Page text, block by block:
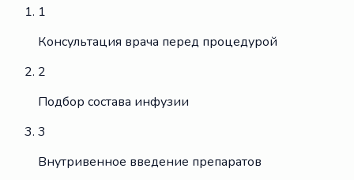
1
Консультация врача перед процедурой
2
Подбор состава инфузии
3
Внутривенное введение препаратов